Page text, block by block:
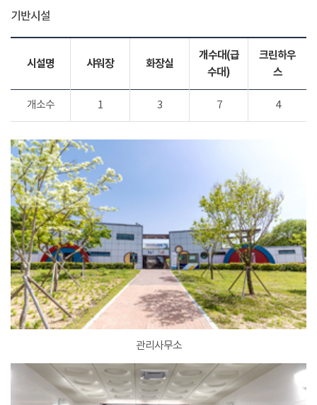
기반시설
시설명 샤워장 화장실
개수대(급
수대)
크린하우
스
개소수 1 3 7 4
관리사무소